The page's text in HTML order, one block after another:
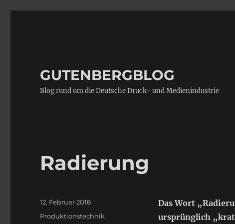
GUTENBERGBLOG
Blog rund um die Deutsche Druck- und Medienindustrie
Radierung
Das Wort
ursprünglich
Veröffentlicht
12. Februar 2018
Kategorien
Produktionstechnik